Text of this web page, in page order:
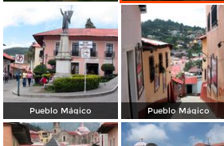
Pueblo Mágico Pueblo Mágico